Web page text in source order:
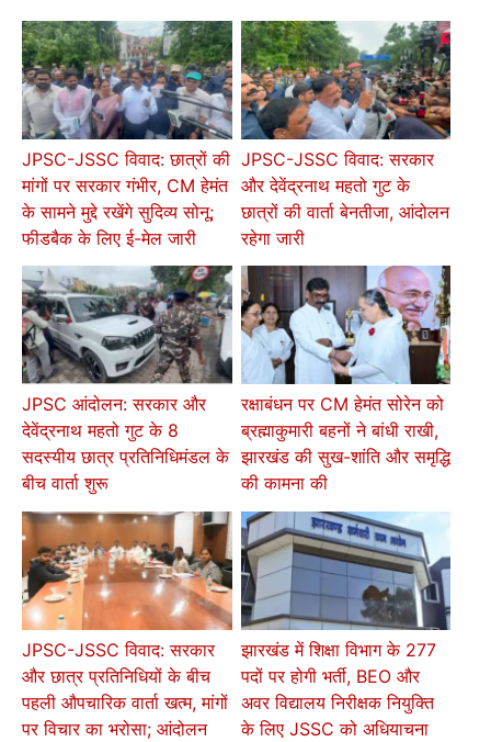
JPSC-JSSC विवाद: छात्रों की
मांगों पर सरकार गंभीर, CM हेमंत
के सामने मुद्दे रखेंगे सुदिव्य सोनू;
फीडबैक के लिए ई-मेल जारी
JPSC-JSSC विवाद: सरकार
और देवेंद्रनाथ महतो गुट के
छात्रों की वार्ता बेनतीजा, आंदोलन
रहेगा जारी
JPSC आंदोलन: सरकार और
देवेंद्रनाथ महतो गुट के 8
सदस्यीय छात्र प्रतिनिधिमंडल के
बीच वार्ता शुरू
रक्षाबंधन पर CM हेमंत सोरेन को
ब्रह्माकुमारी बहनों ने बांधी राखी,
झारखंड की सुख-शांति और समृद्धि
की कामना की
JPSC-JSSC विवाद: सरकार
और छात्र प्रतिनिधियों के बीच
पहली औपचारिक वार्ता खत्म, मांगों
पर विचार का भरोसा; आंदोलन
झारखंड में शिक्षा विभाग के 277
पदों पर होगी भर्ती, BEO और
अवर विद्यालय निरीक्षक नियुक्ति
के लिए JSSC को अधियाचना